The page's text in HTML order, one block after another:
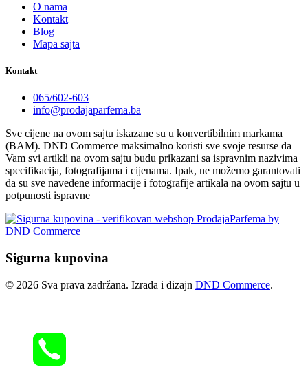
O nama
Kontakt
Blog
Mapa sajta
Kontakt
065/602-603
info@prodajaparfema.ba
Sve cijene na ovom sajtu iskazane su u konvertibilnim markama
(BAM). DND Commerce maksimalno koristi sve svoje resurse da
Vam svi artikli na ovom sajtu budu prikazani sa ispravnim nazivima
specifikacija, fotografijama i cijenama. Ipak, ne možemo garantovati
da su sve navedene informacije i fotografije artikala na ovom sajtu u
potpunosti ispravne
Sigurna kupovina
© 2026 Sva prava zadržana. Izrada i dizajn DND Commerce.